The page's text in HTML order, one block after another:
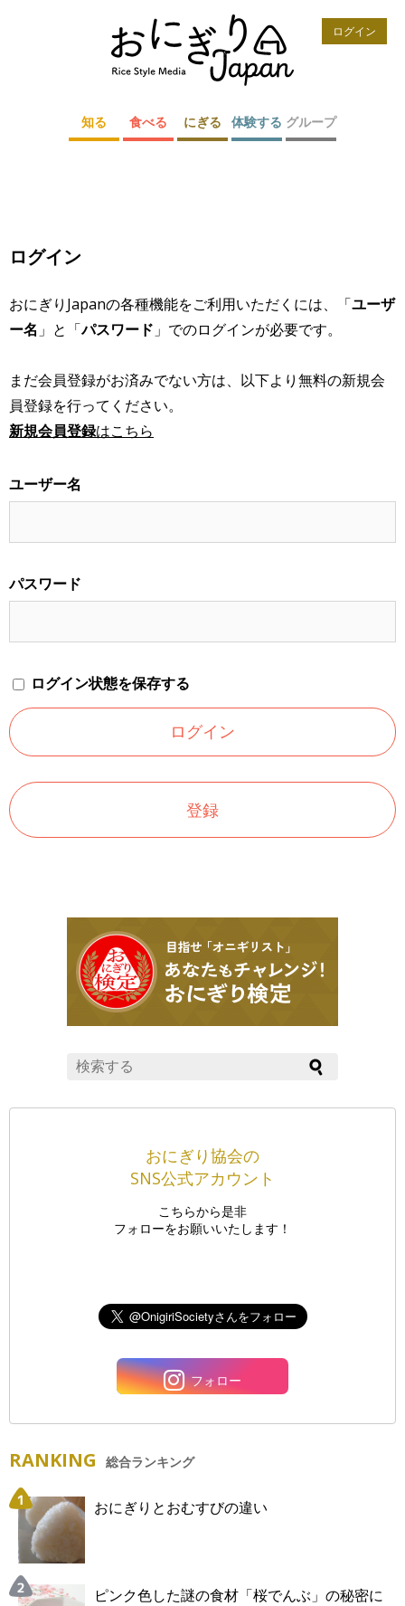
ログイン
知る 食べる にぎる 体験する グループ
ログイン
おにぎりJapanの各種機能をご利用いただくには、「ユーザ
ー名 」と「パスワード 」でのログインが必要です。
まだ会員登録がお済みでない方は、以下より無料の新規会
員登録を行ってください。
新規会員登録はこちら
ユーザー名
パスワード
ログイン状態を保存する
登録
おにぎり協会の
SNS公式アカウント
こちらから是非
フォローをお願いいたします！
フォロー
RANKING 総合ランキング
おにぎりとおむすびの違い
ピンク色した謎の食材「桜でんぶ」の秘密に